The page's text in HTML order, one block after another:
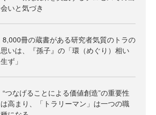
会いと気づき
8,000冊の蔵書がある研究者気質のトラの
思いは、『孫子』の「環（めぐり）相い
生ず」
“つなげることによる価値創造”の重要性
は高まり、「トラリーマン」は一つの職